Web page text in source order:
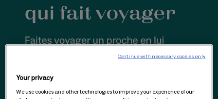
Your privacy
We use cookies and other technologies to improve your experience of our
Continue with necessary cookies only